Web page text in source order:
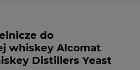
do
whiskey Alcomat
Distillers Yeast